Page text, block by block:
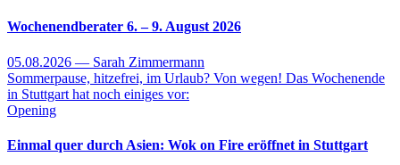
Wochenendberater 6. – 9. August 2026
05.08.2026 — Sarah Zimmermann
Sommerpause, hitzefrei, im Urlaub? Von wegen! Das Wochenende
in Stuttgart hat noch einiges vor:
Opening
Einmal quer durch Asien: Wok on Fire eröffnet in Stuttgart